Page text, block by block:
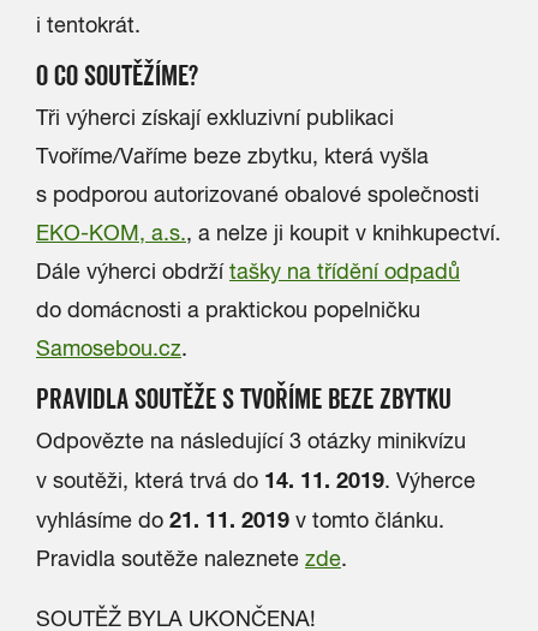
i tentokrát.
O CO SOUTĚŽÍME?
Tři výherci získají exkluzivní publikaci
Tvoříme/Vaříme beze zbytku, která vyšla
s podporou autorizované obalové společnosti
EKO-KOM, a.s., a nelze ji koupit v knihkupectví.
Dále výherci obdrží tašky na třídění odpadů
do domácnosti a praktickou popelničku
Samosebou.cz.
PRAVIDLA SOUTĚŽE S TVOŘÍME BEZE ZBYTKU
Odpovězte na následující 3 otázky minikvízu
v soutěži, která trvá do 14. 11. 2019. Výherce
vyhlásíme do 21. 11. 2019 v tomto článku.
Pravidla soutěže naleznete zde.
SOUTĚŽ BYLA UKONČENA!